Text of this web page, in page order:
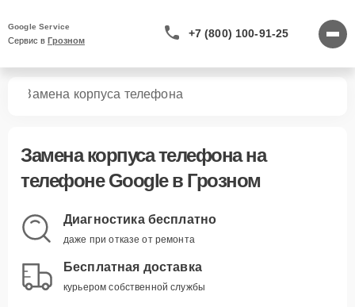
Google Service
Сервис в Грозном
+7 (800) 100-91-25
Замена корпуса телефона
Замена корпуса телефонана
телефоне Google в Грозном
Диагностика бесплатно
даже при отказе от ремонта
Бесплатная доставка
курьером собственной службы